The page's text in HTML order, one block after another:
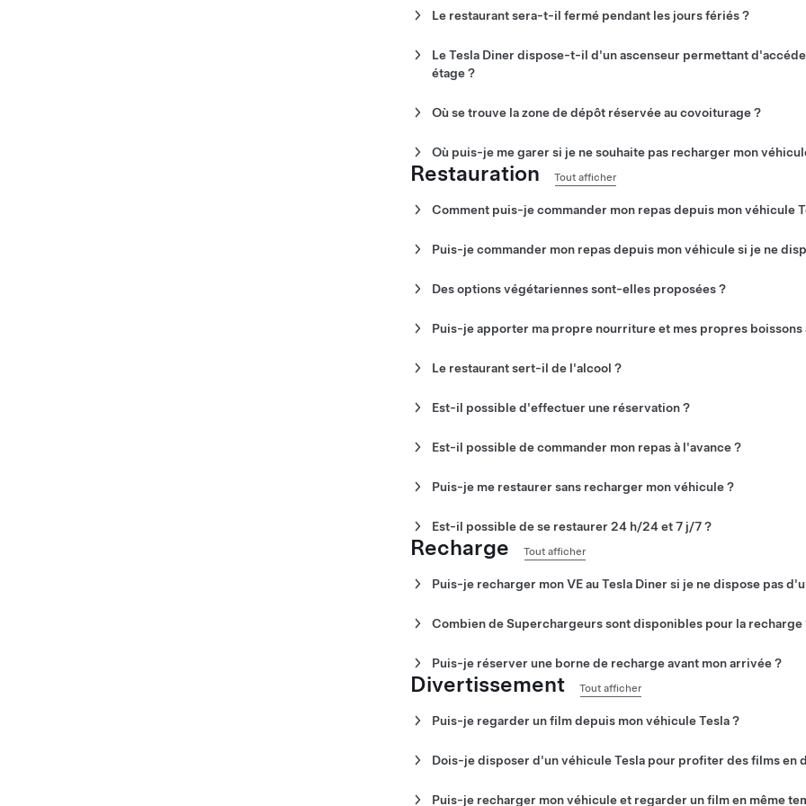
Le restaurant sera-t-il fermé pendant les jours fériés ?
Remarque :les horaires d'ouverture sont susceptibles d'être
Le Tesla Diner dispose-t-il d'un ascenseur permettant
étage ?
Où se trouve la zone de dépôt réservée au covoiturage ?
Où puis-je me garer si je ne souhaite pas recharger mon
Des parkings publics et des places de stationnement sont
Restauration Tout afficher
Comment puis-je commander mon repas depuis mon véhicule
votre véhicule.
Puis-je commander mon repas depuis mon véhicule si je ne
commande, puis choisir de manger votre repas sur place ou de
Des options végétariennes sont-elles proposées ?
Puis-je apporter ma propre nourriture et mes propres boissons
adresser au responsable des événements si vous souhaitez
Le restaurant sert-il de l'alcool ?
Est-il possible d'effectuer une réservation ?
Est-il possible de commander mon repas à l'avance ?
de votre véhicule Tesla.
Puis-je me restaurer sans recharger mon véhicule ?
Est-il possible de se restaurer 24 h/24 et 7 j/7 ?
Oui. Vous pouvez commander votre repas 24 h/24 et 7 j/7 depuis
ouvert au public de 6 h à minuit et propose un large choix de
dîner.
Recharge Tout afficher
Puis-je recharger mon VE au Tesla Diner si je ne dispose pas
au Tesla Diner.
Combien de Superchargeurs sont disponibles pour la recharge
Puis-je réserver une borne de recharge avant mon arrivée ?
Non. Vous ne pouvez pas réserver une borne de recharge avant
Divertissement Tout afficher
Puis-je regarder un film depuis mon véhicule Tesla ?
véhicule.
Dois-je disposer d'un véhicule Tesla pour profiter des films en
Puis-je recharger mon véhicule et regarder un film en même